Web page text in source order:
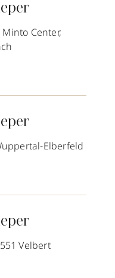
Center,
Elberfeld
Velbert